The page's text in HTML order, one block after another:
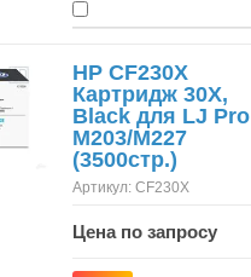
HP CF230X
Картридж 30X,
Black для LJ Pro
M203/M227
(3500стр.)
Артикул: CF230X
Цена по запросу